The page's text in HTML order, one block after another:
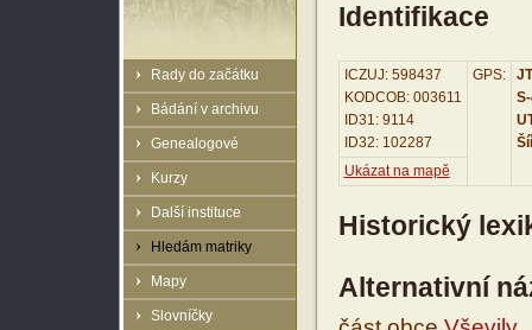
Rady do začátku
Bádání v archivu
Genealogové
Kurzy
Další instituce
Hledám matriky
Mapy
Slovníčky
Identifikace
ICZUJ: 598437
KODCOB: 003611
ID31: 9114
ID32: 102287
GPS:
Ukázat na mapě
Historický
Alternativní